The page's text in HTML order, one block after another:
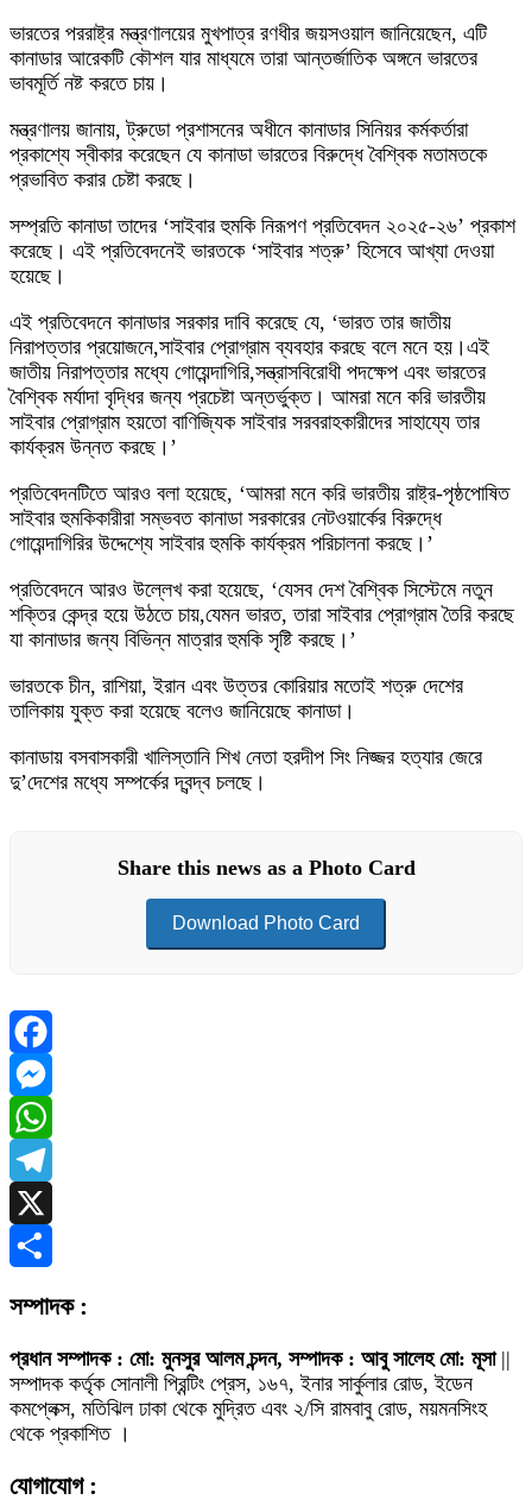
ভারতের পররাষ্ট্র মন্ত্রণালয়ের মুখপাত্র রণধীর জয়সওয়াল জানিয়েছেন, এটি
কানাডার আরেকটি কৌশল যার মাধ্যমে তারা আন্তর্জাতিক অঙ্গনে ভারতের
ভাবমূর্তি নষ্ট করতে চায়।
মন্ত্রণালয় জানায়, ট্রুডো প্রশাসনের অধীনে কানাডার সিনিয়র কর্মকর্তারা
প্রকাশ্যে স্বীকার করেছেন যে কানাডা ভারতের বিরুদ্ধে বৈশ্বিক মতামতকে
প্রভাবিত করার চেষ্টা করছে।
সম্প্রতি কানাডা তাদের ‘সাইবার হুমকি নিরূপণ প্রতিবেদন ২০২৫-২৬’ প্রকাশ
করেছে। এই প্রতিবেদনেই ভারতকে ‘সাইবার শত্রু’ হিসেবে আখ্যা দেওয়া
হয়েছে।
এই প্রতিবেদনে কানাডার সরকার দাবি করেছে যে, ‘ভারত তার জাতীয়
নিরাপত্তার প্রয়োজনে,সাইবার প্রোগ্রাম ব্যবহার করছে বলে মনে হয়।এই
জাতীয় নিরাপত্তার মধ্যে গোয়েন্দাগিরি,সন্ত্রাসবিরোধী পদক্ষেপ এবং ভারতের
বৈশ্বিক মর্যাদা বৃদ্ধির জন্য প্রচেষ্টা অন্তর্ভুক্ত। আমরা মনে করি ভারতীয়
সাইবার প্রোগ্রাম হয়তো বাণিজ্যিক সাইবার সরবরাহকারীদের সাহায্যে তার
কার্যক্রম উন্নত করছে।’
প্রতিবেদনটিতে আরও বলা হয়েছে, ‘আমরা মনে করি ভারতীয় রাষ্ট্র-পৃষ্ঠপোষিত
সাইবার হুমকিকারীরা সম্ভবত কানাডা সরকারের নেটওয়ার্কের বিরুদ্ধে
গোয়েন্দাগিরির উদ্দেশ্যে সাইবার হুমকি কার্যক্রম পরিচালনা করছে।’
প্রতিবেদনে আরও উল্লেখ করা হয়েছে, ‘যেসব দেশ বৈশ্বিক সিস্টেমে নতুন
শক্তির কেন্দ্র হয়ে উঠতে চায়,যেমন ভারত, তারা সাইবার প্রোগ্রাম তৈরি করছে
যা কানাডার জন্য বিভিন্ন মাত্রার হুমকি সৃষ্টি করছে।’
ভারতকে চীন, রাশিয়া, ইরান এবং উত্তর কোরিয়ার মতোই শত্রু দেশের
তালিকায় যুক্ত করা হয়েছে বলেও জানিয়েছে কানাডা।
কানাডায় বসবাসকারী খালিস্তানি শিখ নেতা হরদীপ সিং নিজ্জর হত্যার জেরে
দু’দেশের মধ্যে সম্পর্কের দ্বন্দ্ব চলছে।
Share this news as a Photo Card
Download Photo Card
Facebook
Messenger
WhatsApp
Telegram
X
সম্পাদক :
প্রধান সম্পাদক : মো: মুনসুর আলম চন্দন, সম্পাদক : আবু সালেহ মো: মূসা||
সম্পাদক কর্তৃক সোনালী প্রিন্টিং প্রেস, ১৬৭, ইনার সার্কুলার রোড, ইডেন
কমপ্লেক্স, মতিঝিল ঢাকা থেকে মুদ্রিত এবং ২/সি রামবাবু রোড, ময়মনসিংহ
থেকে প্রকাশিত ।
যোগাযোগ :